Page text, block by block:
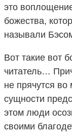
это
божества,
называли
Вот такие вот
читатель…
не прячутся
сущности
этом люди
своими